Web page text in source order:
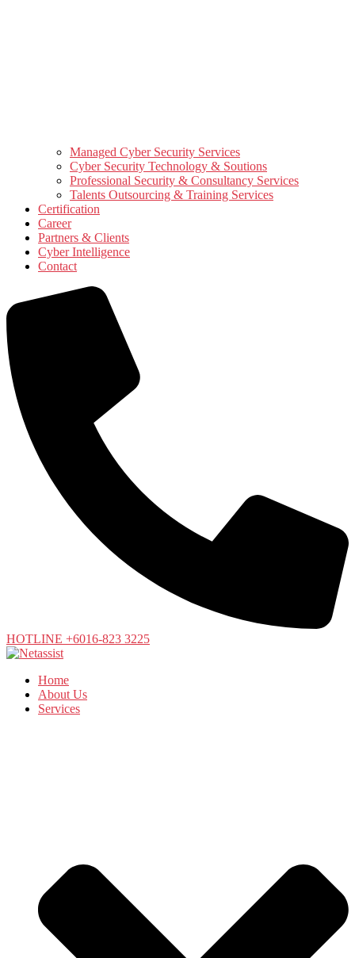
Managed Cyber Security Services
Cyber Security Technology & Soutions
Professional Security & Consultancy Services
Talents Outsourcing & Training Services
Certification
Career
Partners & Clients
Cyber Intelligence
Contact
HOTLINE +6016-823 3225
Home
About Us
Services